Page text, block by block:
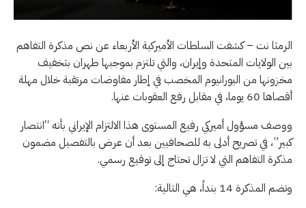
الرمثا نت – كشفت السلطات الأميركية الأربعاء عن نص مذكرة التفاهم
بين الولايات المتحدة وإيران، والتي تلتزم بموجبها طهران بتخفيف
مخزونها من اليورانيوم المخصب في إطار مفاوضات مرتقبة خلال مهلة
أقصاها 60 يوما، في مقابل رفع العقوبات عنها.
ووصف مسؤول أميركي رفيع المستوى هذا الالتزام الإيراني بأنه “انتصار
كبير”، في تصريح أدلى به للصحافيين بعد أن عرض بالتفصيل مضمون
مذكرة التفاهم التي لا تزال تحتاج إلى توقيع رسمي.
وتضم المذكرة 14 بنداً، هي التالية: